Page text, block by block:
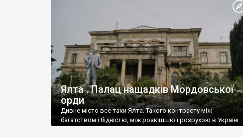
Ялта . Палац нащадків Мордовської
орди
Дивне місто все таки Ялта. Такого контрасту між
багатством і бідністю, між розкішшю і розрухою в Україні